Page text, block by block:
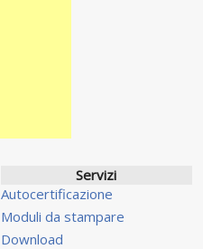
Servizi
Autocertificazione
Moduli da stampare
Download